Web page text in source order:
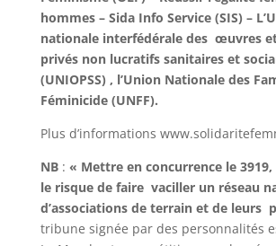
hommes – Sida Info Service (SIS) –
nationale interfédérale des œuvres
privés non lucratifs sanitaires et
(UNIOPSS) , l’Union Nationale des
Féminicide (UNFF).
Plus d’informations
NB : « Mettre en concurrence le 3919,
le risque de faire vaciller un réseau
d’associations de terrain et de leurs
tribune signée par des personnalités